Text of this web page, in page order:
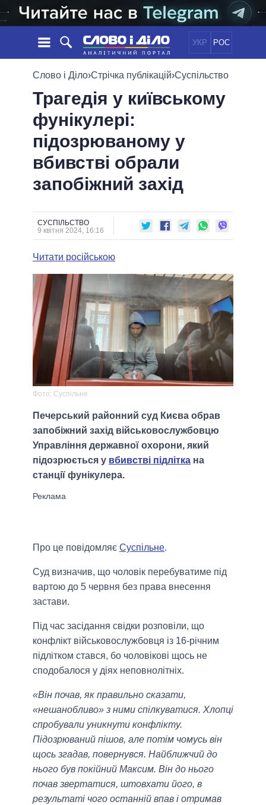
УКР РОС
НОВИНИ
СТРІЧКА
ПОДІЇ
СТАТТІ
ДУМКИ
ОГЛЯДИ
ДАЙДЖЕСТИ
ПОЛІТИКА
СУСПІЛЬСТВО
СВІТ
ОБIЦЯНКИ
ПОЛIТИКИ
УСІ ПОЛІТИКИ
ПРЕЗИДЕНТ І ОФІС
ВЕРХОВНА РАДА
ГОЛОВИ ОБЛАДМІНІСТРАЦІЙ
МЕРИ МІСТ
ВСІ ПЕРСОНИ
ІНФОГРАФІКА
ВІДЕО
ПОРІВНЯННЯ ПОЛІТИКІВ
Слово і Діло›Стрічка публікацій›Суспільство
Трагедія у київському
фунікулері:
підозрюваному у
вбивстві обрали
запобіжний захід
СУСПІЛЬСТВО
9 квітня 2024, 16:16
Читати російською
Фото: Суспільне
Печерський районний суд Києва обрав
запобіжний захід військовослужбовцю
Управління державної охорони, який
підозрюється у вбивстві підлітка на
станції фунікулера.
Про це повідомляє Суспільне.
Суд визначив, що чоловік перебуватиме під
вартою до 5 червня без права внесення
застави.
Під час засідання свідки розповіли, що
конфлікт військовослужбовця із 16-річним
підлітком стався, бо чоловікові щось не
сподобалося у діях неповнолітніх.
«Він почав, як правильно сказати,
«нешанобливо» з ними спілкуватися. Хлопці
спробували уникнути конфлікту.
Підозрюваний пішов, але потім чомусь він
щось згадав, повернувся. Найближчий до
нього був покійний Максим. Він до нього
почав звертатися, штовхати його, в
результаті чого останній впав і отримав